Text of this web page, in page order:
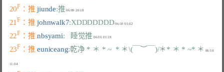
20F ：推 jiunde:推 06/09 20:18
21F ：推 johnwalk7:XDDDDDDD
22F ：推 nbsyami:   睡觉推 06/10 01:19
23F ：推 euniceang:乾净 * ＊ * ~  * ＊\(￣︶￣)/＊* ＊ * ~* ＊ 06/10
11:04